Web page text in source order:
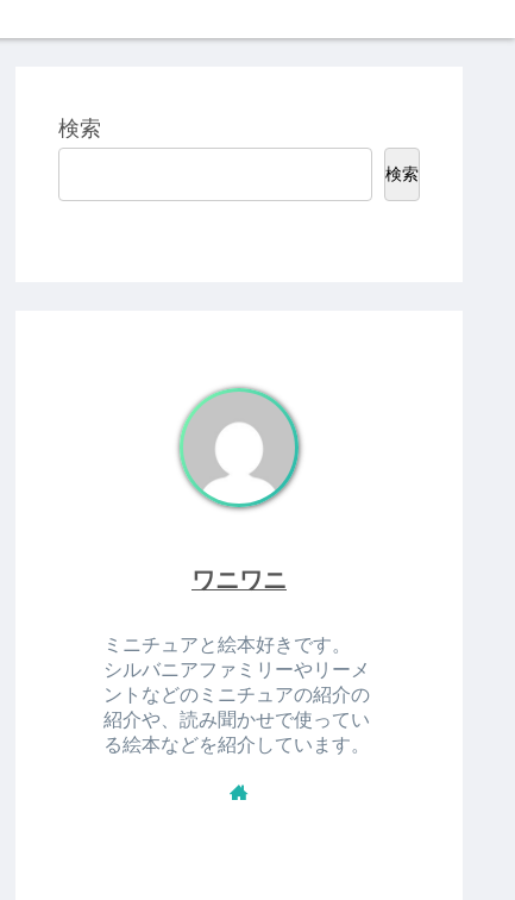
検索
検索
ワニワニ
ミニチュアと絵本好きです。
シルバニアファミリーやリーメ
ントなどのミニチュアの紹介の
紹介や、読み聞かせで使ってい
る絵本などを紹介しています。